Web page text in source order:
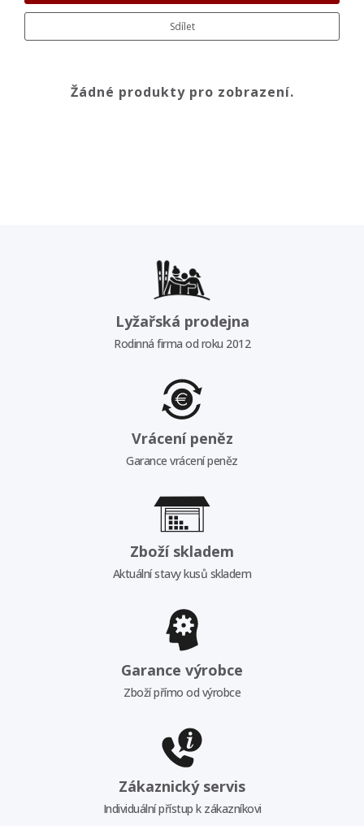
Sdílet
Žádné produkty pro zobrazení.
Lyžařská prodejna
Rodinná firma od roku 2012
Vrácení peněz
Garance vrácení peněz
Zboží skladem
Aktuální stavy kusů skladem
Garance výrobce
Zboží přímo od výrobce
Zákaznický servis
Individuální přístup k zákazníkovi